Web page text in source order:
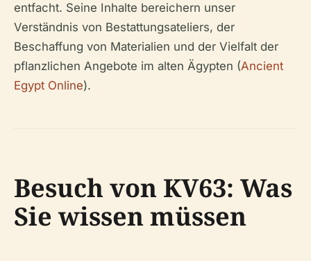
entfacht. Seine Inhalte bereichern unser
Verständnis von Bestattungsateliers, der
Beschaffung von Materialien und der Vielfalt der
pflanzlichen Angebote im alten Ägypten (Ancient
Egypt Online).
Besuch von KV63: Was
Sie wissen müssen